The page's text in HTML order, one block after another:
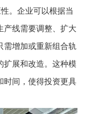
。企业可以根据当
产线需要调整、扩大
需增加或重新组合轨
扩展和改造。这种模
时间，使得投资更具